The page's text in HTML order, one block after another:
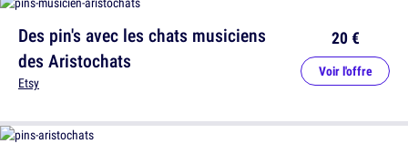
Des pin's avec les chats musiciens
des Aristochats
Etsy
20 €
Voir l'offre